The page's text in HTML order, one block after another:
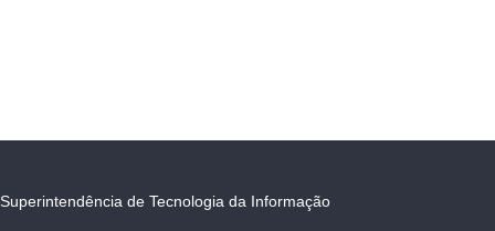
Superintendência de Tecnologia da Informação